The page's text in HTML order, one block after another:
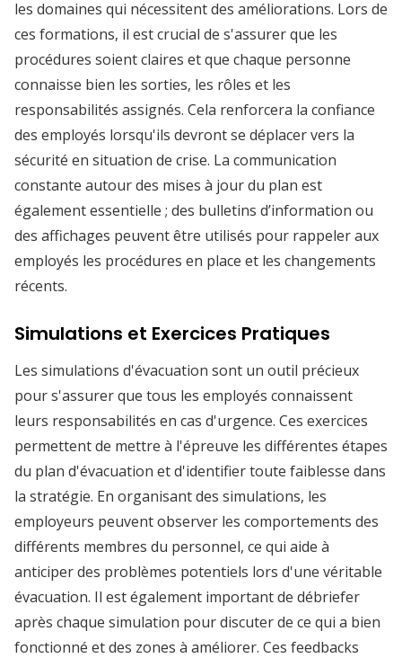
les domaines qui nécessitent des améliorations. Lors de
ces formations, il est crucial de s'assurer que les
procédures soient claires et que chaque personne
connaisse bien les sorties, les rôles et les
responsabilités assignés. Cela renforcera la confiance
des employés lorsqu'ils devront se déplacer vers la
sécurité en situation de crise. La communication
constante autour des mises à jour du plan est
également essentielle ; des bulletins d’information ou
des affichages peuvent être utilisés pour rappeler aux
employés les procédures en place et les changements
récents.
Simulations et Exercices Pratiques
Les simulations d'évacuation sont un outil précieux
pour s'assurer que tous les employés connaissent
leurs responsabilités en cas d'urgence. Ces exercices
permettent de mettre à l'épreuve les différentes étapes
du plan d'évacuation et d'identifier toute faiblesse dans
la stratégie. En organisant des simulations, les
employeurs peuvent observer les comportements des
différents membres du personnel, ce qui aide à
anticiper des problèmes potentiels lors d'une véritable
évacuation. Il est également important de débriefer
après chaque simulation pour discuter de ce qui a bien
fonctionné et des zones à améliorer. Ces feedbacks